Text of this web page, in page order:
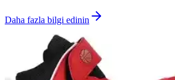
Daha fazla bilgi edinin